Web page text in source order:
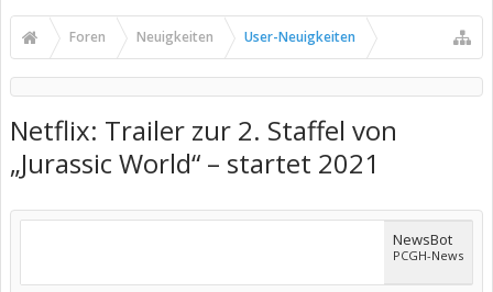
Foren Neuigkeiten User-Neuigkeiten
Netflix: Trailer zur 2. Staffel von
„Jurassic World“ – startet 2021
NewsBot
PCGH-News